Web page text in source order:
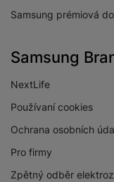
Samsung prémiová
Samsung
NextLife
Používaní cookies
Ochrana osobních
Pro firmy
Zpětný odběr